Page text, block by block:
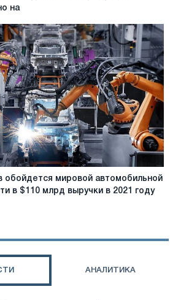
на
обойдется мировой автомобильной
в $110 млрд выручки в 2021 году
АНАЛИТИКА